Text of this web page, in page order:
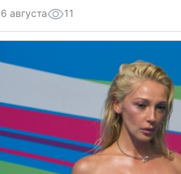
6 августа 11